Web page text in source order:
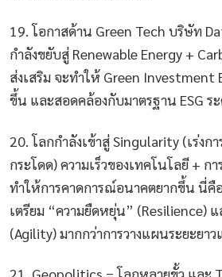
19. โอกาสด้าน Green Tech บริษัท
กำลังขยับสู่ Renewable Energy +
ส่งเสริม จะทำให้ Green Investment
ขึ้น และสอดคล้องกับมาตรฐาน ESG ร
20. โลกกำลังเข้าสู่ Singularity (เร่ง
กระโดด) ความเร็วของเทคโนโลยี + ก
ทำให้การคาดการณ์อนาคตยากขึ้น นี่
เตรียม “ความยืดหยุ่น” (Resilience) แ
(Agility) มากกว่าการวางแผนระยะยา